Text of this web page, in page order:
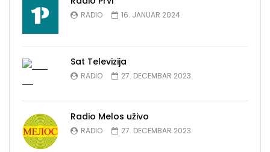
RADIO 16. JANUAR 2024.
Sat Televizija
RADIO 27. DECEMBAR 2023.
Radio Melos uživo
RADIO 27. DECEMBAR 2023.